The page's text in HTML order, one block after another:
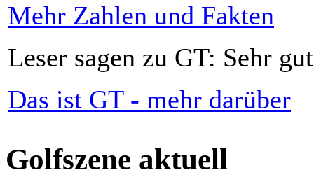
Mehr Zahlen und Fakten
Leser sagen zu GT: Sehr
Das ist GT - mehr darüber
Golfszene aktuell